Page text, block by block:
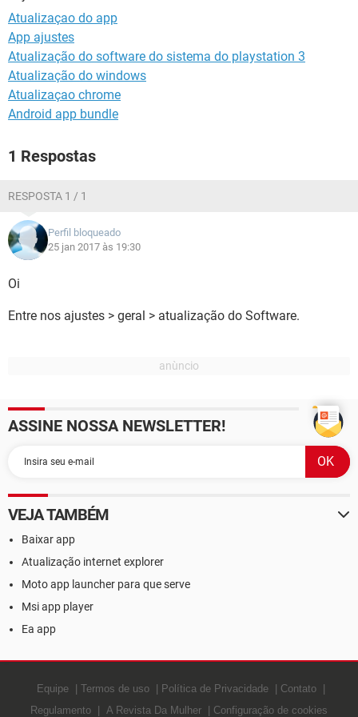
GUIA DE COMPRAS
Atualizaçao do app
App ajustes
Atualização do software do sistema do playstation 3
Atualização do windows
Atualizaçao chrome
Android app bundle
1 Respostas
RESPOSTA 1 / 1
Perfil bloqueado
25 jan 2017 às 19:30
Oi
Entre nos ajustes > geral > atualização do Software.
ASSINE NOSSA NEWSLETTER!
VEJA TAMBÉM
Baixar app
Atualização internet explorer
Moto app launcher para que serve
Msi app player
Ea app
Equipe Termos de uso Política de Privacidade
Contato
Regulamento
A Revista Da Mulher Configuração de cookies